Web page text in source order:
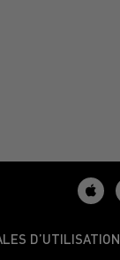
D’UTILISATION